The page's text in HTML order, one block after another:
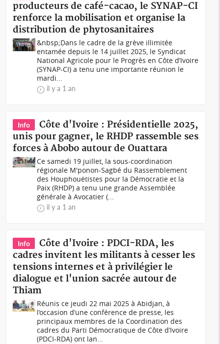
producteurs de café-cacao, le SYNAP-CI
renforce la mobilisation et organise la
distribution de phytosanitaires
&nbsp;Dans le cadre de la grève illimitée
entamée depuis le 14 juillet 2025, le Syndicat
National Agricole pour le Progrès en Côte d’Ivoire
(SYNAP-CI) a tenu une importante réunion le
mardi...
il y a 1 an
Info
Côte d'Ivoire : Présidentielle 2025,
unis pour gagner, le RHDP rassemble ses
forces à Abobo autour de Ouattara
Ce samedi 19 juillet, la sous-coordination
régionale M'ponon-Sagbé du Rassemblement
des Houphouëtistes pour la Démocratie et la
Paix (RHDP) a tenu une grande Assemblée
générale à Avocatier (...
il y a 1 an
Info
Côte d'Ivoire : PDCI-RDA, les
cadres invitent les militants à cesser les
tensions internes et à privilégier le
dialogue et l'union sacrée autour de
Thiam
Réunis ce jeudi 22 mai 2025 à Abidjan, à
l’occasion d’une conférence de presse, les
principaux membres de la Coordination des
cadres du Parti Démocratique de Côte d’Ivoire
(PDCI-RDA) ont lan...